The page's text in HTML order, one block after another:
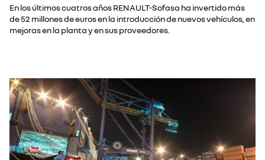
En los últimos cuatros años RENAULT-Sofasa ha invertido más
de 52 millones de euros en la introducción de nuevos vehículos, en
mejoras en la planta y en sus proveedores.